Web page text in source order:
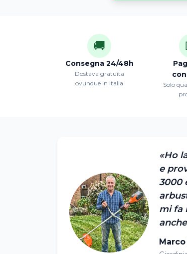
🚚
Consegna 24/48h
Dostava gratuita
ovunque in Italia
Solo
«Ho
e
3000
mi fa
Marco